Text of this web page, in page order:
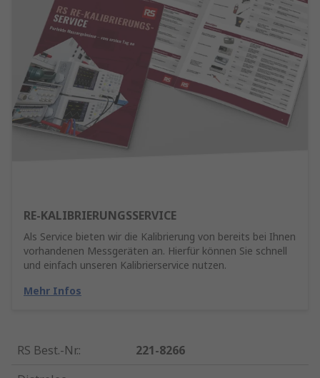
RE-KALIBRIERUNGSSERVICE
Als Service bieten wir die Kalibrierung von bereits bei Ihnen
vorhandenen Messgeräten an. Hierfür können Sie schnell
und einfach unseren Kalibrierservice nutzen.
Mehr Infos
RS Best.-Nr.:
221-8266